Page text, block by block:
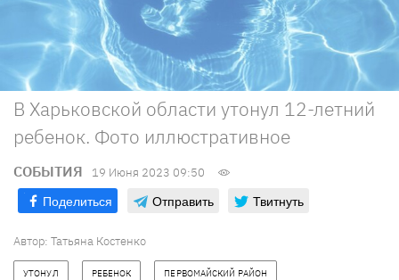
В Харьковской области утонул 12-летний
ребенок. Фото иллюстративное
СОБЫТИЯ 19 Июня 2023 09:50
Поделиться Отправить Твитнуть
Автор: Татьяна Костенко
УТОНУЛ РЕБЕНОК ПЕРВОМАЙСКИЙ РАЙОН